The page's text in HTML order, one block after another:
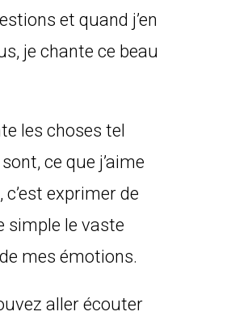
et quand j’en
je chante ce beau
les choses tel
sont, ce que j’aime
c’est exprimer de
simple le vaste
mes émotions.
aller écouter